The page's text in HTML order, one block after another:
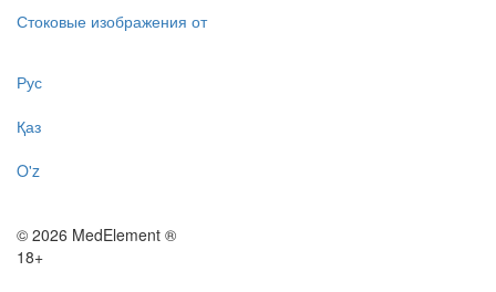
Стоковые изображения от
Рус
Қаз
O'z
© 2026 MedElement ®
18+